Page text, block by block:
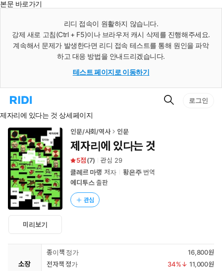
본문 바로가기
리디 접속이 원활하지 않습니다.
강제 새로 고침(Ctrl + F5)이나 브라우저 캐시 삭제를 진행해주세요.
계속해서 문제가 발생한다면 리디 접속 테스트를 통해 원인을 파악
하고 대응 방법을 안내드리겠습니다.
테스트 페이지로 이동하기
리
홈
로
이
동
검
로그인
제자리에 있다는 것 상세페이지
미리보기
인문/사회/역사 인문
제자리에 있다는 것
5 (7) 관심 29
클레르 마랭 저자 황은주번역
에디투스출판
관심
소장
종이책 정가
16,800원
전자책 정가
34%↓ 11,000원